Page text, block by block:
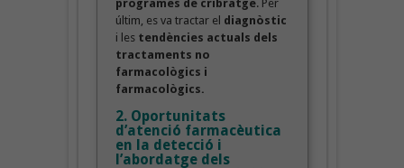
programes de cribratge. Per
últim, es va tractar el diagnòstic
i les tendències actuals dels
tractaments no
farmacològics i
farmacològics.
2. Oportunitats
d’atenció farmacèutica
en la detecció i
l’abordatge dels